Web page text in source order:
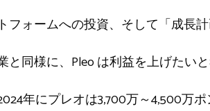
フォームへの投資、そして「成長
同様に、Pleo は利益を上げたい
年にプレオは3,700万～4,500万